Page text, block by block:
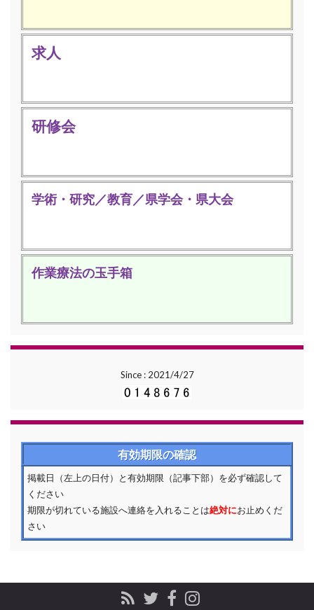
求人
研修会
学術・研究／教育／県学会・県大会
作業療法の玉手箱
Since : 2021/4/27
有効期限の確認
掲載日（左上の日付）と有効期限（記事下部）を必ず確認して
ください
期限が切れている施設へ連絡を入れることは絶対にお止めくだ
さい